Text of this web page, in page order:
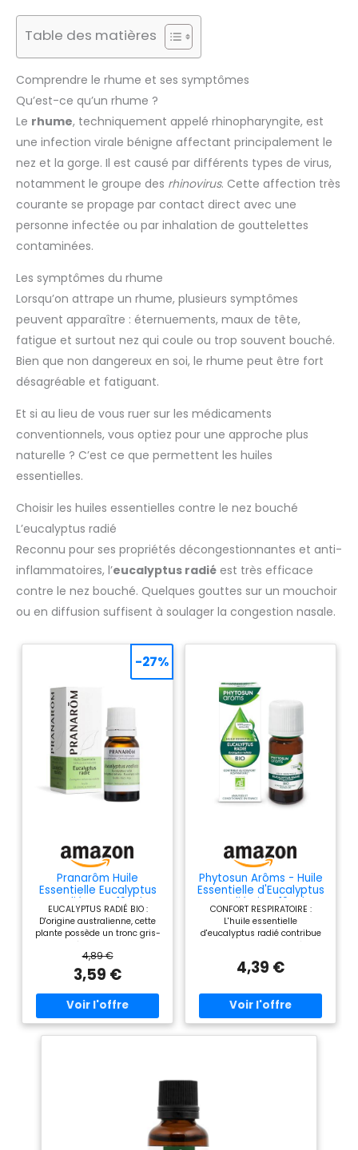
Table des matières
Comprendre le rhume et ses symptômes
Qu’est-ce qu’un rhume ?
Le rhume, techniquement appelé rhinopharyngite, est
une infection virale bénigne affectant principalement le
nez et la gorge. Il est causé par différents types de virus,
notamment le groupe des rhinovirus. Cette affection très
courante se propage par contact direct avec une
personne infectée ou par inhalation de gouttelettes
contaminées.
Les symptômes du rhume
Lorsqu’on attrape un rhume, plusieurs symptômes
peuvent apparaître : éternuements, maux de tête,
fatigue et surtout nez qui coule ou trop souvent bouché.
Bien que non dangereux en soi, le rhume peut être fort
désagréable et fatiguant.
Et si au lieu de vous ruer sur les médicaments
conventionnels, vous optiez pour une approche plus
naturelle ? C’est ce que permettent les huiles
essentielles.
Choisir les huiles essentielles contre le nez bouché
L’eucalyptus radié
Reconnu pour ses propriétés décongestionnantes et anti-
inflammatoires, l’eucalyptus radié est très efficace
contre le nez bouché. Quelques gouttes sur un mouchoir
ou en diffusion suffisent à soulager la congestion nasale.
Pranarôm Huile
Essentielle Eucalyptus
Radié HECT 10 ml
EUCALYPTUS RADIÉ BIO :
D'origine australienne, cette
plante possède un tronc gris-
bleu, une écorce caduque, des
feuilles arrondies et
lancéolées. Cet arbre, qui peut
mesurer jusqu'à 30 m de
haut, fait le régal des koalas
POUR LES VOIES
RESPIRATOIRES : Cette huile
aux effets vivifiants est l'allié
gouttes dans un bol bouillant
4,89 €
3,59 €
-27%
Phytosun Arôms - Huile
Essentielle d'Eucalyptus
Radié Bio - 10 ml
CONFORT RESPIRATOIRE :
L'huile essentielle
d'eucalyptus radié contribue
au confort respiratoire. L'huile
BIO est un complément
NATURELLE : L'huile essentielle
d'eucalyptus radié Phytosun
Arôms respecte les exigences
HEBBD (Huiles Essentielles
4,39 €